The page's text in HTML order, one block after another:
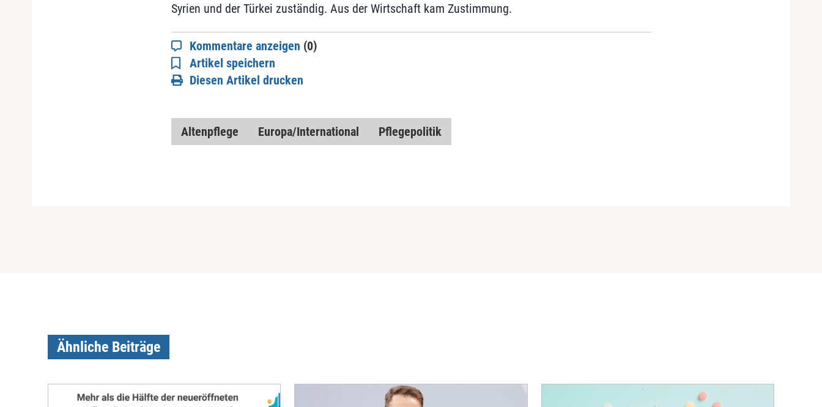
Syrien und der Türkei zuständig. Aus der Wirtschaft kam Zustimmung.
Kommentare anzeigen (0)
Artikel speichern
Diesen Artikel drucken
Altenpflege Europa/International Pflegepolitik
Ähnliche Beiträge